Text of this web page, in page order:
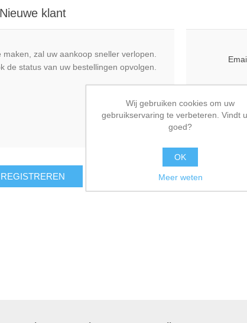
Nieuwe klant
zal uw aankoop sneller verlopen.
de status van uw bestellingen opvolgen.
Wij gebruiken cookies om uw
gebruikservaring te verbeteren. Vindt
goed?
OK
Meer weten